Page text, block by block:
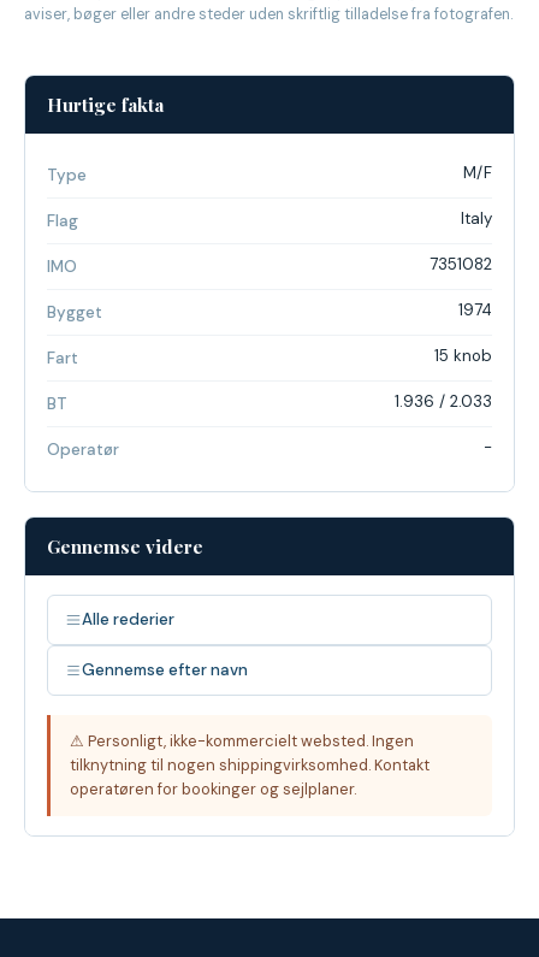
aviser, bøger eller andre steder uden skriftlig tilladelse fra fotografen.
Hurtige fakta
Type M/F
Flag Italy
IMO 7351082
Bygget 1974
Fart 15 knob
BT 1.936 / 2.033
Operatør -
Gennemse videre
Alle rederier
Gennemse efter navn
⚠ Personligt, ikke-kommercielt websted. Ingen
tilknytning til nogen shippingvirksomhed. Kontakt
operatøren for bookinger og sejlplaner.